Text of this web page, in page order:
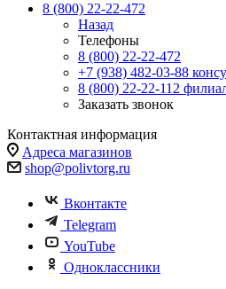
8 (800) 22-22-472
Назад
Телефоны
8 (800) 22-22-472
+7 (938) 482-03-88
8 (800) 22-22-112
Заказать звонок
Контактная информация
Адреса магазинов
shop@polivtorg.ru
Вконтакте
Telegram
YouTube
Одноклассники